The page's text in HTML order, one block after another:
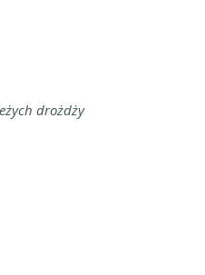
drożdży